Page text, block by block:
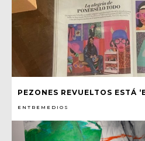
PEZONES REVUELTOS ESTÁ
ENTREMEDIOS